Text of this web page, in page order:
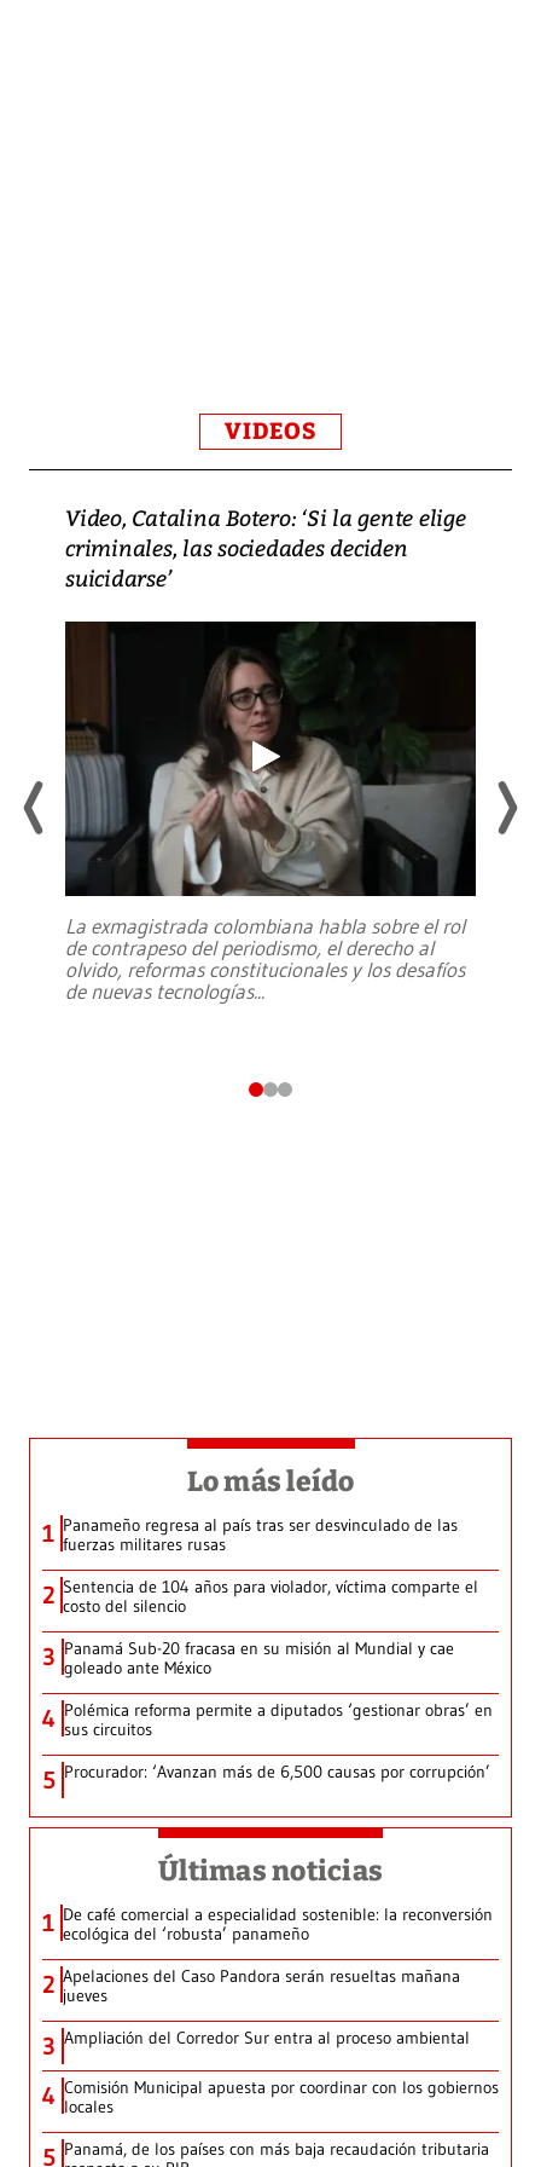
VIDEOS
Video, Catalina Botero: ‘Si la gente elige
criminales, las sociedades deciden
suicidarse’
La exmagistrada colombiana habla sobre el rol
de contrapeso del periodismo, el derecho al
olvido, reformas constitucionales y los desafíos
de nuevas tecnologías...
Lo más leído
1 Panameño regresa al país tras ser desvinculado de las
fuerzas militares rusas
2 Sentencia de 104 años para violador, víctima comparte el
costo del silencio
3 Panamá Sub-20 fracasa en su misión al Mundial y cae
goleado ante México
4 Polémica reforma permite a diputados ‘gestionar obras’ en
sus circuitos
5 Procurador: ‘Avanzan más de 6,500 causas por corrupción’
Últimas noticias
1 De café comercial a especialidad sostenible: la reconversión
ecológica del ‘robusta’ panameño
2 Apelaciones del Caso Pandora serán resueltas mañana
jueves
3 Ampliación del Corredor Sur entra al proceso ambiental
4 Comisión Municipal apuesta por coordinar con los gobiernos
locales
5 Panamá, de los países con más baja recaudación tributaria